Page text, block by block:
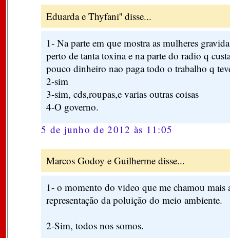
Eduarda e Thyfani'' disse...
1- Na parte em que mostra as mulheres
perto de tanta toxina e na parte do radio q
pouco dinheiro nao paga todo o trabalho q
2-sim
3-sim, cds,roupas,e varias outras coisas
4-O governo.
5 de junho de 2012 às 11:05
Marcos Godoy e Guilherme disse...
1- o momento do video que me chamou mais
representação da poluição do meio ambiente.
2-Sim, todos nos somos.